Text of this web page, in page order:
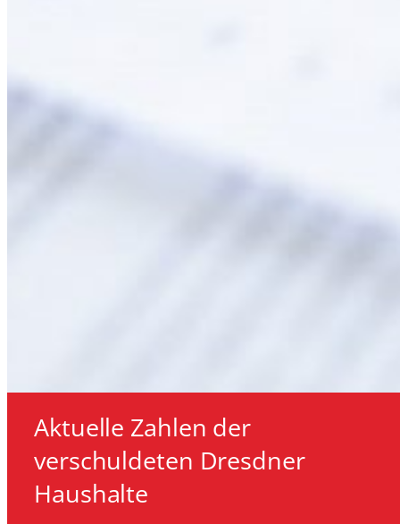
Aktuelle Zahlen der
verschuldeten Dresdner
Haushalte